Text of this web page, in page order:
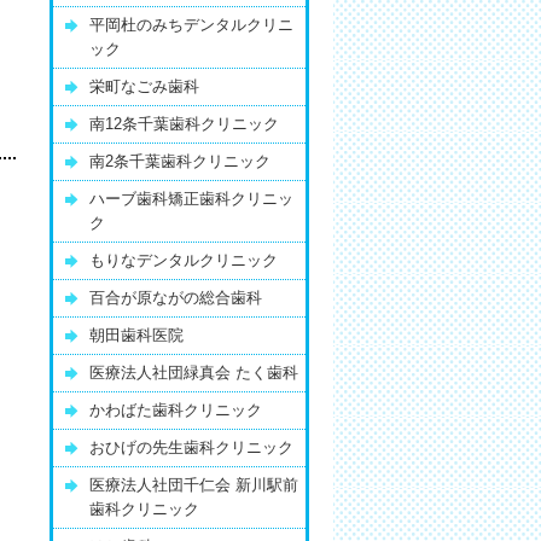
平岡杜のみちデンタルクリニ
ック
栄町なごみ歯科
南12条千葉歯科クリニック
南2条千葉歯科クリニック
ハーブ歯科矯正歯科クリニッ
ク
もりなデンタルクリニック
百合が原ながの総合歯科
朝田歯科医院
医療法人社団緑真会 たく歯科
かわばた歯科クリニック
おひげの先生歯科クリニック
医療法人社団千仁会 新川駅前
歯科クリニック